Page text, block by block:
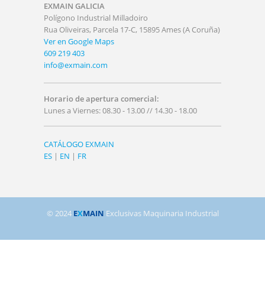
EXMAIN GALICIA
Polígono Industrial Milladoiro
Rua Oliveiras, Parcela 17-C, 15895 Ames (A Coruña)
Ver en Google Maps
609 219 403
info@exmain.com
Horario de apertura comercial:
Lunes a Viernes: 08.30 - 13.00 // 14.30 - 18.00
CATÁLOGO EXMAIN
ES | EN | FR
© 2024 EXMAIN Exclusivas Maquinaria Industrial